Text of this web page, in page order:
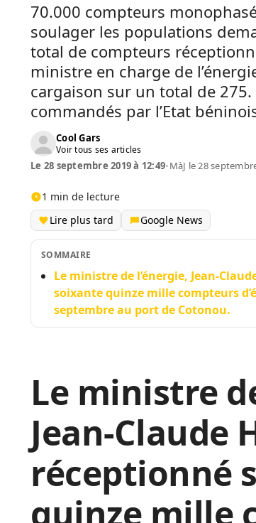
70.000 compteurs
soulager les populations
total de compteurs
ministre en charge de
cargaison sur un total de
commandés par l’Etat
Cool Gars
Voir tous ses articles
Le 28 septembre 2019 à 12:49•MàJ le 28
1 min de lecture
Lire plus tard
Google News
SOMMAIRE
Le ministre de l’énergie, Jean-
soixante quinze mille compteurs
septembre au port de Cotonou.
Le ministre
Jean-Claude
réceptionné
quinze mille